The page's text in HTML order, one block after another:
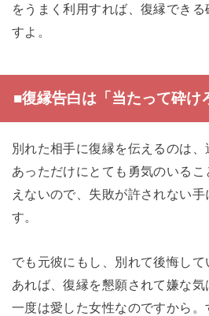
をうまく利用すれば、復縁でき
すよ。
■復縁告白は「当たって砕け
別れた相手に復縁を伝えるのは
あっただけにとても勇気のいる
えないので、失敗が許されない
す。
でも元彼にもし、別れて後悔し
あれば、復縁を懇願されて嫌な
一度は愛した女性なのですから